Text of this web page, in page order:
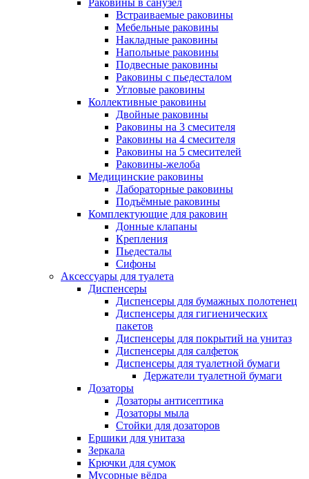
Раковины в санузел
Встраиваемые раковины
Мебельные раковины
Накладные раковины
Напольные раковины
Подвесные раковины
Раковины с пьедесталом
Угловые раковины
Коллективные раковины
Двойные раковины
Раковины на 3 смесителя
Раковины на 4 смесителя
Раковины на 5 смесителей
Раковины-желоба
Медицинские раковины
Лабораторные раковины
Подъёмные раковины
Комплектующие для раковин
Донные клапаны
Крепления
Пьедесталы
Сифоны
Аксессуары для туалета
Диспенсеры
Диспенсеры для бумажных полотенец
Диспенсеры для гигиенических
пакетов
Диспенсеры для покрытий на унитаз
Диспенсеры для салфеток
Диспенсеры для туалетной бумаги
Держатели туалетной бумаги
Дозаторы
Дозаторы антисептика
Дозаторы мыла
Стойки для дозаторов
Ершики для унитаза
Зеркала
Крючки для сумок
Мусорные вёдра